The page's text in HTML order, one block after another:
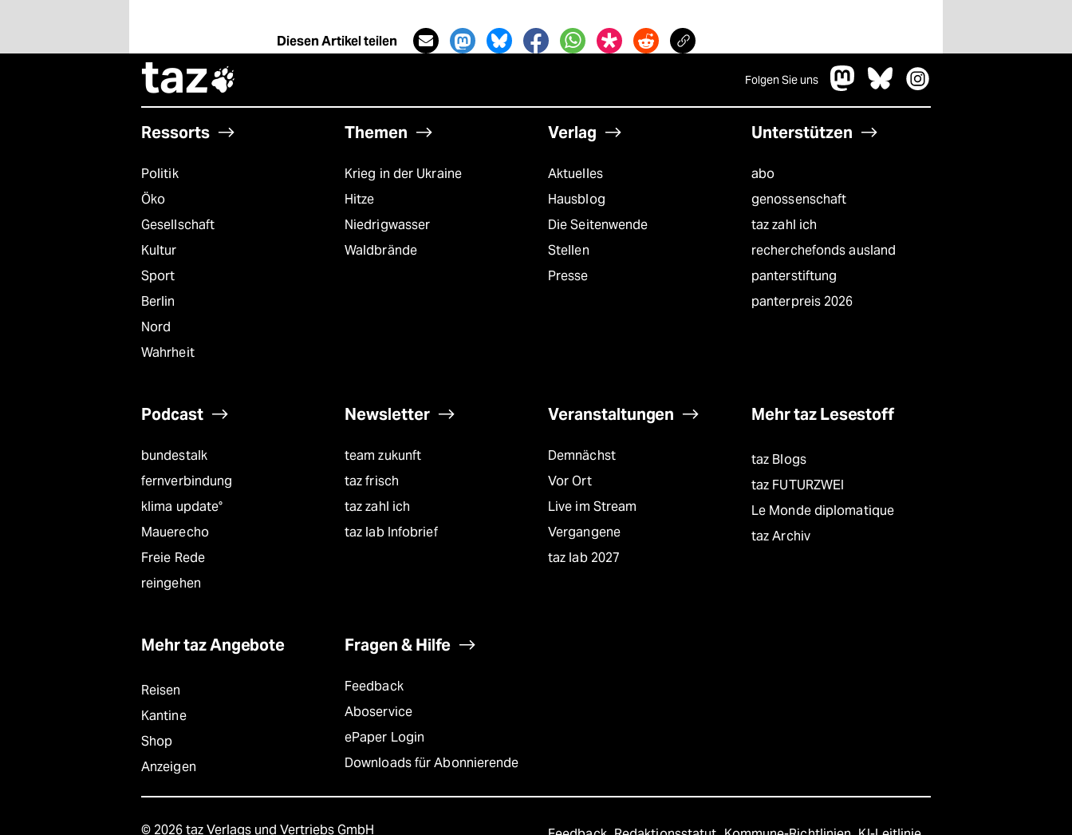
Diesen Artikel teilen
taz Folgen Sie uns
Ressorts
Politik
Öko
Gesellschaft
Kultur
Sport
Berlin
Nord
Wahrheit
Themen
Krieg in der Ukraine
Hitze
Niedrigwasser
Waldbrände
Verlag
Aktuelles
Hausblog
Die Seitenwende
Stellen
Presse
Unterstützen
abo
genossenschaft
taz zahl ich
recherchefonds ausland
panterstiftung
panterpreis 2026
Podcast
bundestalk
fernverbindung
klima update°
Mauerecho
Freie Rede
reingehen
Newsletter
team zukunft
taz frisch
taz zahl ich
taz lab Infobrief
Veranstaltungen
Demnächst
Vor Ort
Live im Stream
Vergangene
taz lab 2027
Mehr taz Lesestoff
taz Blogs
taz FUTURZWEI
Le Monde diplomatique
taz Archiv
Mehr taz Angebote
Reisen
Kantine
Shop
Anzeigen
Fragen & Hilfe
Feedback
Aboservice
ePaper Login
Downloads für Abonnierende
© 2026 taz Verlags und Vertriebs GmbH